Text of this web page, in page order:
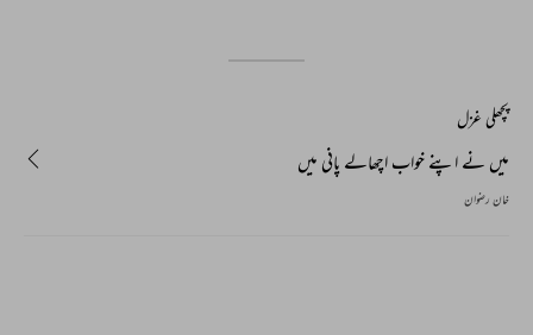
پچھلی غزل
میں نے اپنے خواب اچھالے پانی میں
خان رضوان